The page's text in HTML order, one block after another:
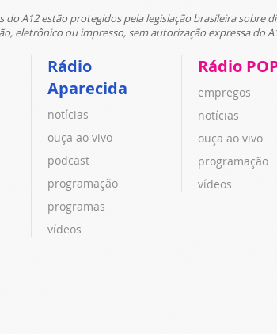
do A12 estão protegidos pela legislação brasileira sobre
eletrônico ou impresso, sem autorização expressa do
Rádio
Aparecida
notícias
ouça ao vivo
podcast
programação
programas
vídeos
Rádio
empregos
notícias
ouça ao vivo
programação
vídeos